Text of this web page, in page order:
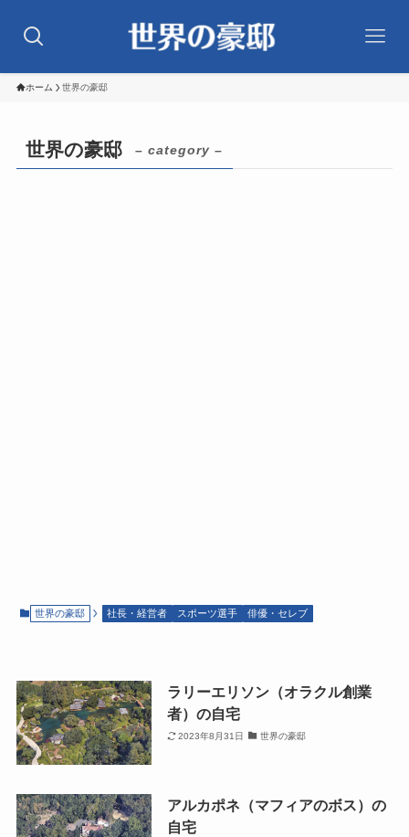
ホーム 世界の豪邸
世界の豪邸 – category –
世界の豪邸 社長・経営者 スポーツ選手 俳優・セレブ
ラリーエリソン（オラクル創業
者）の自宅
2023年8月31日 世界の豪邸
アルカポネ（マフィアのボス）の
自宅